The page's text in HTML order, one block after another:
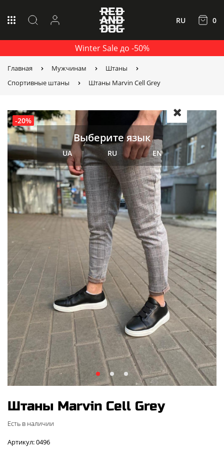
Winter Sale до -50%
RU 0
Главная Мужчинам
Штаны
Спортивные штаны
Штаны Marvin Cell Grey
-20%
Штаны Marvin Cell Grey
Есть в наличии
Артикул: 0496
Выберите язык
UA RU EN